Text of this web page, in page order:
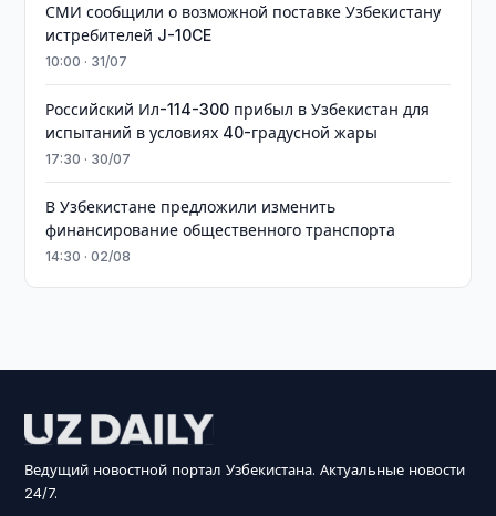
СМИ сообщили о возможной поставке Узбекистану
истребителей J-10CE
10:00 · 31/07
Российский Ил-114-300 прибыл в Узбекистан для
испытаний в условиях 40-градусной жары
17:30 · 30/07
В Узбекистане предложили изменить
финансирование общественного транспорта
14:30 · 02/08
Ведущий новостной портал Узбекистана. Актуальные новости
24/7.